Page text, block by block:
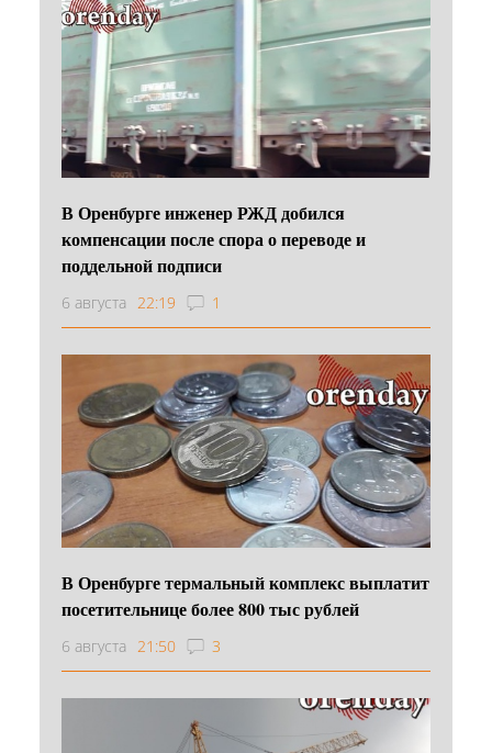
В Оренбурге инженер РЖД добился
компенсации после спора о переводе и
поддельной подписи
6 августа 22:19 1
В Оренбурге термальный комплекс выплатит
посетительнице более 800 тыс рублей
6 августа 21:50 3